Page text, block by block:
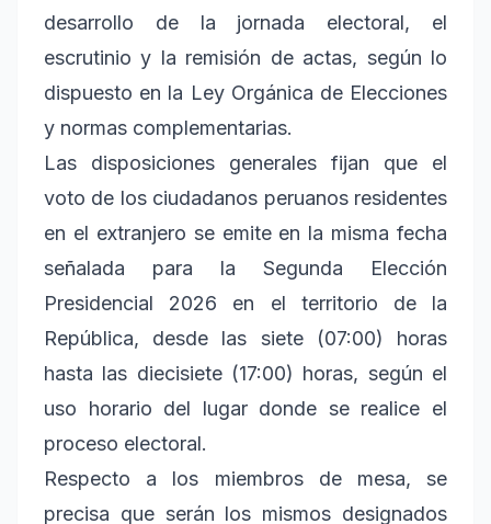
desarrollo de la jornada electoral, el
escrutinio y la remisión de actas, según lo
dispuesto en la Ley Orgánica de Elecciones
y normas complementarias.
Las disposiciones generales fijan que el
voto de los ciudadanos peruanos residentes
en el extranjero se emite en la misma fecha
señalada para la Segunda Elección
Presidencial 2026 en el territorio de la
República, desde las siete (07:00) horas
hasta las diecisiete (17:00) horas, según el
uso horario del lugar donde se realice el
proceso electoral.
Respecto a los miembros de mesa, se
precisa que serán los mismos designados